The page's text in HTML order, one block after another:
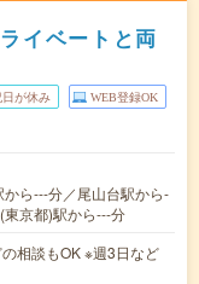
イベートと両
日が休み WEB登録OK
ら---分／尾山台駅から-
京都)駅から---分
相談もOK ※週3日など